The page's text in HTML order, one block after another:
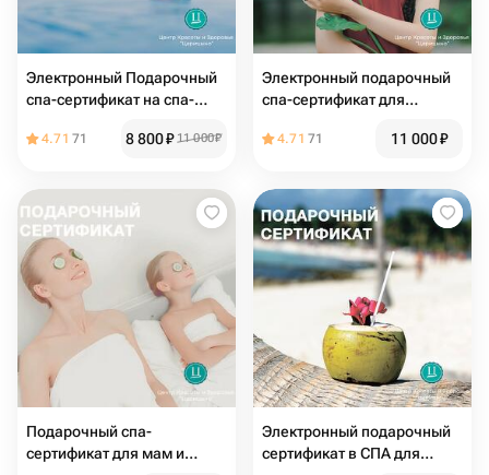
Электронный Подарочный
спа-сертификат на спа-
Розы» для одного
4.71 71 8 800₽ 11 000₽
Электронный подарочный
спа-сертификат для
программа «Белый Лотос»
4.71 71 11 000₽
Подарочный спа-
сертификат для мам и
Электронный подарочный
сертификат в СПА для